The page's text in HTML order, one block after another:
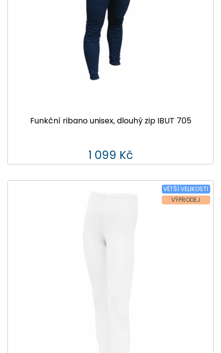
Funkční ribano unisex, dlouhý zip IBUT 705
1 099 Kč
VĚTŠÍ VELIKOSTI
VÝPRODEJ